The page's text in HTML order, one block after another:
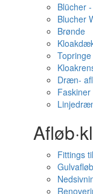
Blücher
Blucher
Brønde
Dræn-
Faskiner
Fittings